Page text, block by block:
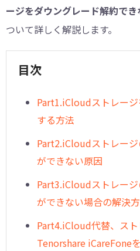
ージをダウングレード解約で
ついて詳しく解説します。
目次
︎︎Part1.iCloudストレー
する方法
Part2.iCloudストレー
ができない原因
︎Part3.iCloudストレー
ができない場合の解決
︎Part4.iCloud代替、スト
Tenorshare iCareFone